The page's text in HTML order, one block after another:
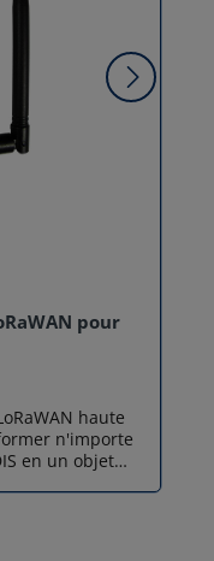
pour
haute
n'importe
en un objet